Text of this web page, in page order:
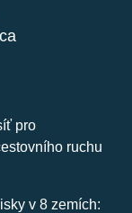
pro
ruchu
v 8 zemích: